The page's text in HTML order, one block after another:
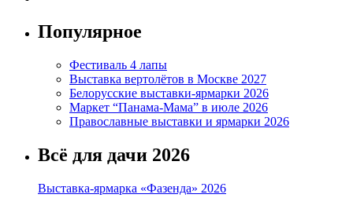
Популярное
Фестиваль 4 лапы
Выставка вертолётов в Москве 2027
Белорусские выставки-ярмарки 2026
Маркет “Панама-Мама” в июле 2026
Православные выставки и ярмарки 2026
Всё для дачи 2026
Выставка-ярмарка «Фазенда» 2026